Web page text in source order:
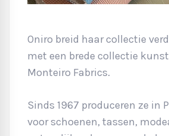
Oniro breid haar collectie
met een brede collectie
Monteiro Fabrics.
Sinds 1967 produceren ze in
voor schoenen, tassen,